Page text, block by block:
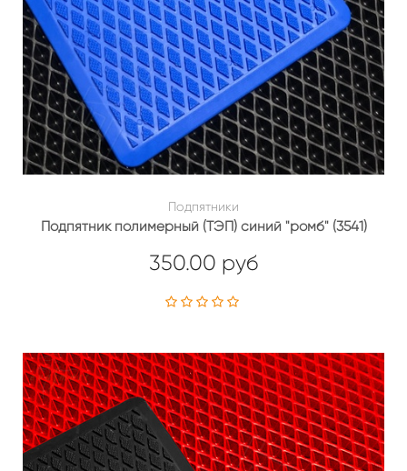
Подпятники
Подпятник полимерный (ТЭП) синий "ромб" (3541)
350.00 руб